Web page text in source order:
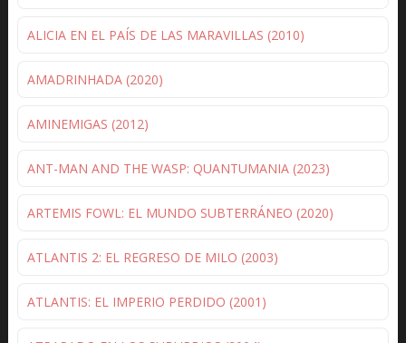
ALICIA EN EL PAÍS DE LAS MARAVILLAS (2010)
AMADRINHADA (2020)
AMINEMIGAS (2012)
ANT-MAN AND THE WASP: QUANTUMANIA (2023)
ARTEMIS FOWL: EL MUNDO SUBTERRÁNEO (2020)
ATLANTIS 2: EL REGRESO DE MILO (2003)
ATLANTIS: EL IMPERIO PERDIDO (2001)